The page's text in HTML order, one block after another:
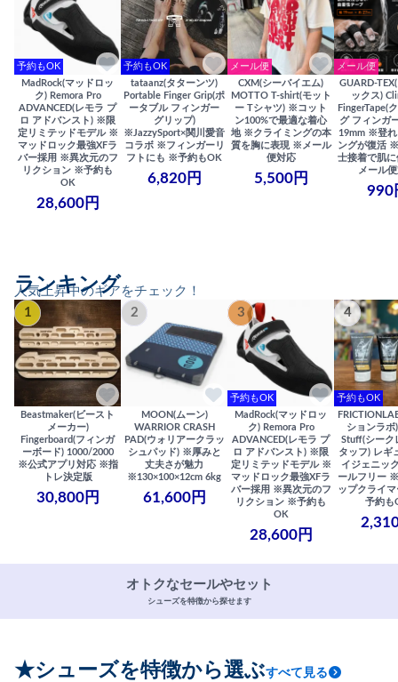
予約もOK
MadRock(マッドロッ
ク) Remora Pro
ADVANCED(レモラ プ
ロ アドバンスト) ※限
定リミテッドモデル ※
マッドロック最強XFラ
バー採用 ※異次元のフ
リクション ※予約も
OK
28,600円
予約もOK
tataanz(タターンツ)
Portable Finger Grip(ポ
ータブル フィンガー
グリップ)
※JazzySport×関川愛音
コラボ ※フィンガーリ
フトにも ※予約もOK
6,820円
メール便
CXM(シーバイエム)
MOTTO T-shirt(モット
ー Tシャツ) ※コット
ン100%で最適な着心
地 ※クライミングの本
質を胸に表現 ※メール
便対応
5,500円
メール便
GUARD-
ックス)
FingerTape(
グ フィンガ
19mm ※登れ
ングが復活
士接着で肌
メール
990
人気上昇中のギアをチェック！
ランキング
1
Beastmaker(ビースト
メーカー)
Fingerboard(フィンガ
ーボード) 1000/2000
※公式アプリ対応 ※指
トレ決定版
30,800円
2
MOON(ムーン)
WARRIOR CRASH
PAD(ウォリアークラッ
シュパッド) ※厚みと
丈夫さが魅力
※130×100×12cm 6kg
61,600円
3
予約もOK
MadRock(マッドロッ
ク) Remora Pro
ADVANCED(レモラ プ
ロ アドバンスト) ※限
定リミテッドモデル ※
マッドロック最強XFラ
バー採用 ※異次元のフ
リクション ※予約も
OK
28,600円
4
予約もOK
ションラボ
Stuff(シーク
タッフ) レギ
イジェニッ
ールフリー
ップクライ
予約も
オトクなセールやセット
シューズを特徴から探せます
★シューズを特徴から選ぶすべて見る